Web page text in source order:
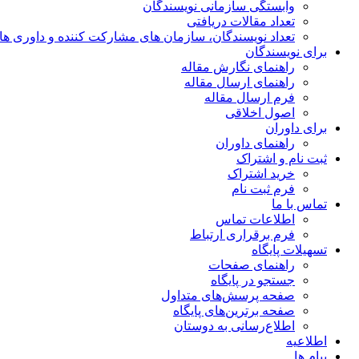
وابستگی سازمانی نویسندگان
تعداد مقالات دریافتی
تعداد نویسندگان، سازمان های مشارکت کننده و داوری های
برای نویسندگان
راهنمای نگارش مقاله
راهنمای ارسال مقاله
فرم ارسال مقاله
اصول اخلاقی
برای داوران
راهنمای داوران
ثبت نام و اشتراک
خرید اشتراک
فرم ثبت نام
تماس با ما
اطلاعات تماس
فرم برقراری ارتباط
تسهیلات پایگاه
راهنمای صفحات
جستجو در پایگاه
صفحه پرسش‌های متداول
صفحه برترین‌های پایگاه
اطلاع‌رسانی به دوستان
اطلاعیه
پیام ها